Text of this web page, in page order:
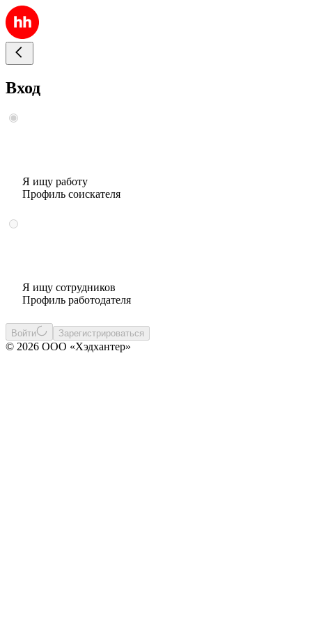
Вход
Я ищу работу
Профиль соискателя
Я ищу сотрудников
Профиль работодателя
Войти Зарегистрироваться
© 2026 ООО «Хэдхантер»